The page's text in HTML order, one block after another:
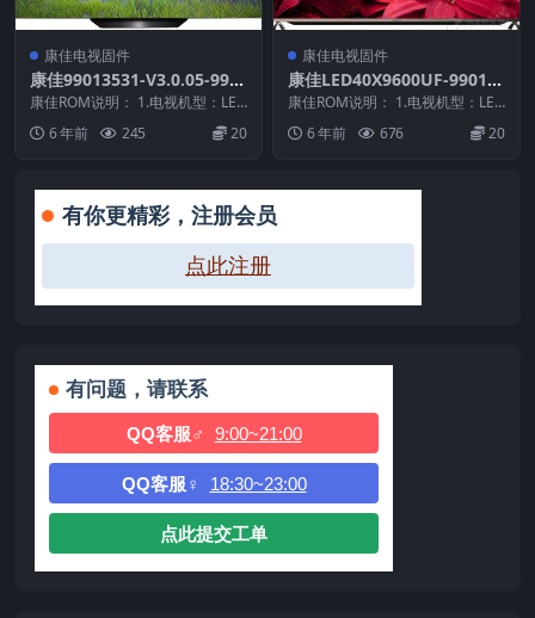
康佳电视固件
康佳99013531-V3.0.05-990
13498-V3.0.01-LED50X8800
U-72000591YT原厂系统刷机
电视固件包下载
康佳ROM说明： 1.电视机型：LED
50X8800U 2.物料号：990135...
6 年前 245 20
康佳电视固件
康佳LED40X9600UF-99012
221-V2.2.00原厂系统刷机电
视固件包下载
康佳ROM说明： 1.电视机型：LED
40X9600UF 2.物料号：99012...
6 年前 676 20
有你更精彩，注册会员
点此注册
有问题，请联系
QQ客服♂ 9:00~21:00
QQ客服♀ 18:30~23:00
点此提交工单